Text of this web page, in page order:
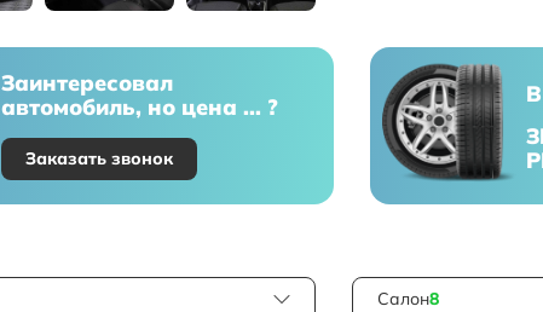
Заинтересовал
автомобиль, но цена ... ?
Заказать звонок
Салон8